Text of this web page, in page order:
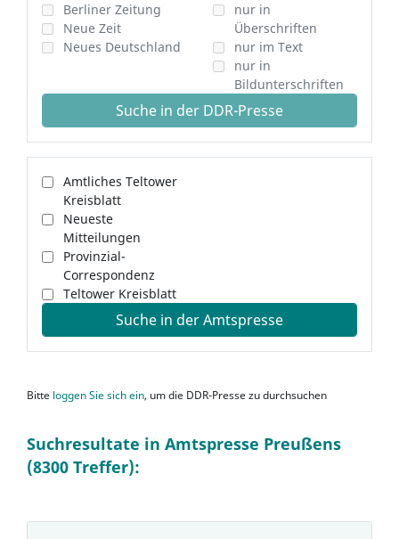
Berliner Zeitung
Neue Zeit
Neues Deutschland
nur in
Überschriften
nur im Text
nur in
Bildunterschriften
Suche in der DDR-Presse
Amtliches Teltower
Kreisblatt
Neueste
Mitteilungen
Provinzial-
Correspondenz
Teltower Kreisblatt
Suche in der Amtspresse
Bitte loggen Sie sich ein, um die DDR-Presse zu durchsuchen
Suchresultate in Amtspresse Preußens
(8300 Treffer):